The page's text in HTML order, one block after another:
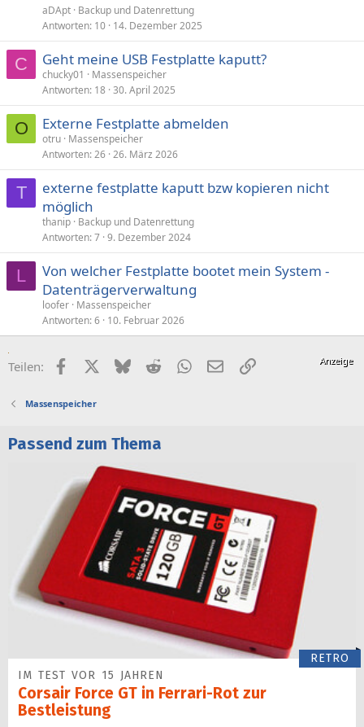
aDApt Backup und Datenrettung
Antworten 10 14. Dezember 2025
C Geht meine USB Festplatte kaputt?
chucky01
Massenspeicher
Antworten 18 30. April 2025
O Externe Festplatte abmelden
otru Massenspeicher
Antworten 26 26. März 2026
T
externe festplatte kaputt bzw kopieren nicht
möglich
thanip Backup und Datenrettung
Antworten 7 9. Dezember 2024
L
Von welcher Festplatte bootet mein System -
Datenträgerverwaltung
loofer Massenspeicher
Antworten 6 10. Februar 2026
Teilen: FacebookX (Twitter)
BlueskyRedditWhatsApp
E-MailLink
Massenspeicher
Passend zum Thema
RETRO
IM TEST VOR 15 JAHREN
Corsair Force GT in Ferrari-Rot zur
Bestleistung